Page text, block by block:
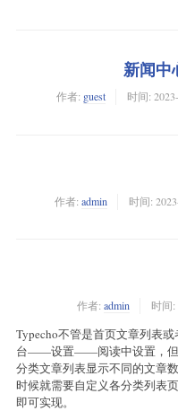
新闻中
作者: guest 时间:
作者: admin 时间:
作者: admin 时间:
Typecho不管是首页文章列表
台——设置——阅读中设置，但
分类文章列表显示不同的文章
时候就需要自定义各分类列表
即可实现。